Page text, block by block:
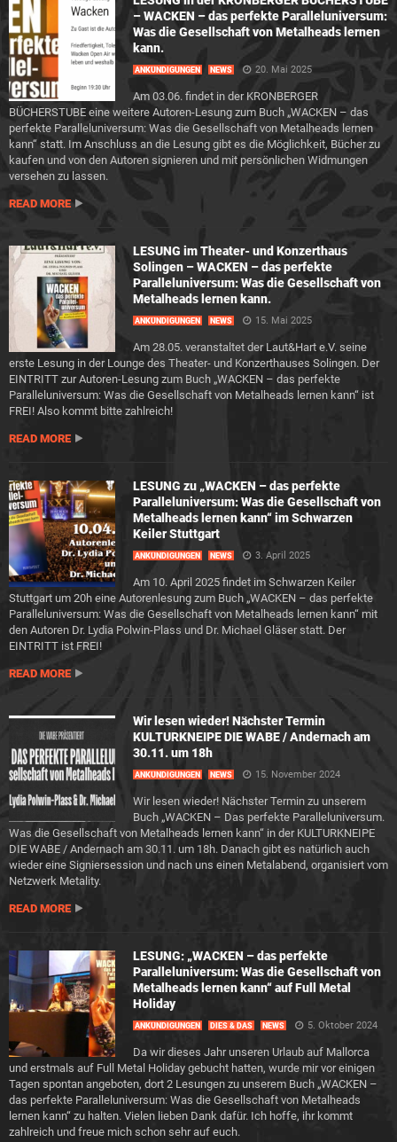
– WACKEN – das perfekte Paralleluniversum:
Was die Gesellschaft von Metalheads lernen
kann.
ANKÜNDIGUNGEN NEWS 20. Mai 2025
Am 03.06. findet in der KRONBERGER
BÜCHERSTUBE eine weitere Autoren-Lesung zum Buch „WACKEN – das
perfekte Paralleluniversum: Was die Gesellschaft von Metalheads lernen
kann“ statt. Im Anschluss an die Lesung gibt es die Möglichkeit, Bücher zu
kaufen und von den Autoren signieren und mit persönlichen Widmungen
versehen zu lassen.
READ MORE
LESUNG im Theater- und Konzerthaus
Solingen – WACKEN – das perfekte
Paralleluniversum: Was die Gesellschaft von
Metalheads lernen kann.
ANKÜNDIGUNGEN NEWS 15. Mai 2025
Am 28.05. veranstaltet der Laut&Hart e.V. seine
erste Lesung in der Lounge des Theater- und Konzerthauses Solingen. Der
EINTRITT zur Autoren-Lesung zum Buch „WACKEN – das perfekte
Paralleluniversum: Was die Gesellschaft von Metalheads lernen kann“ ist
FREI! Also kommt bitte zahlreich!
READ MORE
LESUNG zu „WACKEN – das perfekte
Paralleluniversum: Was die Gesellschaft von
Metalheads lernen kann“ im Schwarzen
Keiler Stuttgart
ANKÜNDIGUNGEN NEWS 3. April 2025
Am 10. April 2025 findet im Schwarzen Keiler
Stuttgart um 20h eine Autorenlesung zum Buch „WACKEN – das perfekte
Paralleluniversum: Was die Gesellschaft von Metalheads lernen kann“ mit
den Autoren Dr. Lydia Polwin-Plass und Dr. Michael Gläser statt. Der
EINTRITT ist FREI!
READ MORE
Wir lesen wieder! Nächster Termin
KULTURKNEIPE DIE WABE / Andernach am
30.11. um 18h
ANKÜNDIGUNGEN NEWS 15. November 2024
Wir lesen wieder! Nächster Termin zu unserem
Buch „WACKEN – Das perfekte Paralleluniversum.
Was die Gesellschaft von Metalheads lernen kann“ in der KULTURKNEIPE
DIE WABE / Andernach am 30.11. um 18h. Danach gibt es natürlich auch
wieder eine Signiersession und nach uns einen Metalabend, organisiert vom
Netzwerk Metality.
READ MORE
LESUNG: „WACKEN – das perfekte
Paralleluniversum: Was die Gesellschaft von
Metalheads lernen kann“ auf Full Metal
Holiday
ANKÜNDIGUNGEN DIES & DAS NEWS 5. Oktober 2024
Da wir dieses Jahr unseren Urlaub auf Mallorca
und erstmals auf Full Metal Holiday gebucht hatten, wurde mir vor einigen
Tagen spontan angeboten, dort 2 Lesungen zu unserem Buch „WACKEN –
das perfekte Paralleluniversum: Was die Gesellschaft von Metalheads
lernen kann“ zu halten. Vielen lieben Dank dafür. Ich hoffe, ihr kommt
zahlreich und freue mich schon sehr auf euch.